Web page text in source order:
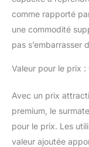
comme rapporté
une commodité
pas s’embarrasser
Valeur pour le prix
Avec un prix
premium, le
pour le prix. Les
valeur ajoutée